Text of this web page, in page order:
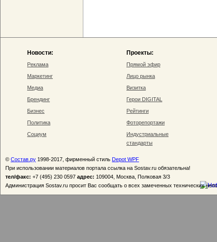
Новости:
Реклама
Маркетинг
Медиа
Брендинг
Бизнес
Политика
Социум
Проекты:
Прямой эфир
Лицо рынка
Визитка
Герои DIGITAL
Рейтинги
Фоторепортажи
Индустриальные
стандарты
© Состав.ру 1998-2017, фирменный стиль Depot WPF
При использовании материалов портала ссылка на Sostav.ru обязательна!
тел/факс: +7 (495) 230 0597 адрес: 109004, Москва, Полковая 3/3
Администрация Sostav.ru просит Вас сообщать о всех замеченных технических